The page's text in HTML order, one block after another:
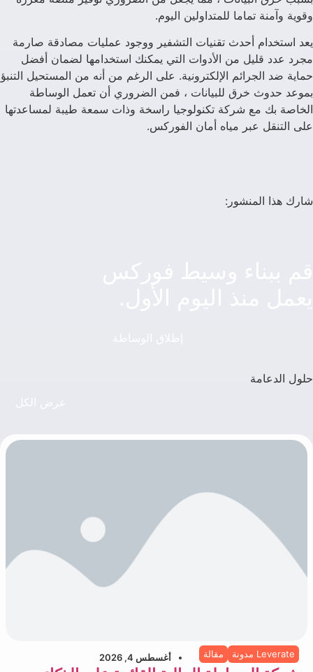
وقوية وآمنة تماما للمتداولين اليوم.
يعد استخدام أحدث تقنيات التشفير ووجود عمليات مصادقة صارمة
مجرد عدد قليل من الأدوات التي يمكنك استخدامها لضمان أفضل
حماية ضد الجرائم الإلكترونية. على الرغم من أنه من المستحيل التنبؤ
بموعد حدوث خرق للبيانات ، فمن الضروري أن تعمل الوساطة
الخاصة بك مع شركة تكنولوجيا راسخة وذات سمعة طيبة لمساعدتها
على التنقل عبر مياه أمان الفوركس.
شارك هذا المنشور:
حلول الدعامة
Leverate مدونة مقالة أغسطس 4, 2026